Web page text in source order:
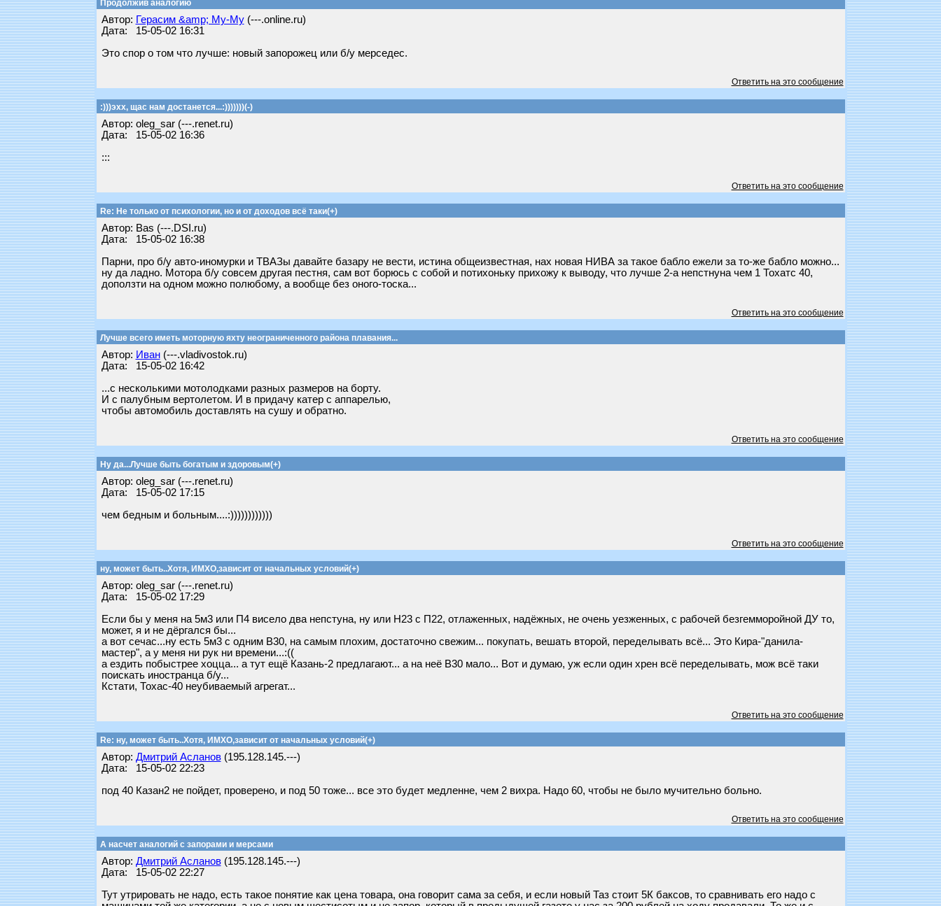
Продолжив аналогию
Автор: Герасим &amp; Му-Му(---.online.ru)
Дата: 15-05-02 16:31
Это спор о том что лучше: новый запорожец или б/у мерседес.
Ответить на это сообщение
:)))эхх, щас нам достанется...:)))))))(-)
Автор: oleg_sar (---.renet.ru)
Дата: 15-05-02 16:36
:::
Ответить на это сообщение
Re: Не только от психологии, но и от доходов всё таки(+)
Автор: Bas (---.DSI.ru)
Дата: 15-05-02 16:38
Парни, про б/у авто-иномурки и ТВАЗы давайте базару не вести, истина общеизвестная, нах новая НИВА за такое бабло ежели за то-же бабло можно...
ну да ладно. Мотора б/у совсем другая пестня, сам вот борюсь с собой и потихоньку прихожу к выводу, что лучше 2-а непстнуна чем 1 Тохатс 40,
доползти на одном можно полюбому, а вообще без оного-тоска...
Ответить на это сообщение
Лучше всего иметь моторную яхту неограниченного района плавания...
Автор: Иван(---.vladivostok.ru)
Дата: 15-05-02 16:42
...с несколькими мотолодками разных размеров на борту.
И с палубным вертолетом. И в придачу катер с аппарелью,
чтобы автомобиль доставлять на сушу и обратно.
Ответить на это сообщение
Ну да...Лучше быть богатым и здоровым(+)
Автор: oleg_sar (---.renet.ru)
Дата: 15-05-02 17:15
чем бедным и больным....:))))))))))))
Ответить на это сообщение
ну, может быть..Хотя, ИМХО,зависит от начальных условий(+)
Автор: oleg_sar (---.renet.ru)
Дата: 15-05-02 17:29
Если бы у меня на 5м3 или П4 висело два непстуна, ну или Н23 с П22, отлаженных, надёжных, не очень уезженных, с рабочей безгемморойной ДУ то,
может, я и не дёргался бы...
а вот сечас...ну есть 5м3 с одним В30, на самым плохим, достаточно свежим... покупать, вешать второй, переделывать всё... Это Кира-"данила-
мастер", а у меня ни рук ни времени...:((
а ездить побыстрее хоцца... а тут ещё Казань-2 предлагают... а на неё В30 мало... Вот и думаю, уж если один хрен всё переделывать, мож всё таки
поискать иностранца б/у...
Кстати, Тохас-40 неубиваемый агрегат...
Ответить на это сообщение
Re: ну, может быть..Хотя, ИМХО,зависит от начальных условий(+)
Автор: Дмитрий Асланов(195.128.145.---)
Дата: 15-05-02 22:23
под 40 Казан2 не пойдет, проверено, и под 50 тоже... все это будет медленне, чем 2 вихра. Надо 60, чтобы не было мучительно больно.
Ответить на это сообщение
А насчет аналогий с запорами и мерсами
Автор: Дмитрий Асланов(195.128.145.---)
Дата: 15-05-02 22:27
Тут утрировать не надо, есть такое понятие как цена товара, она говорит сама за себя, и если новый Таз стоит 5К баксов, то сравнивать его надо с